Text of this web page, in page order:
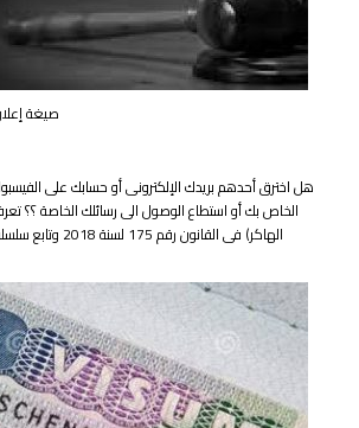
صيغة
هل اخترق أحدهم بريدك الإلكترونى أو حسابك على
الخاص بك أو استطاع الوصول الى رسائلك الخاصة ؟؟
الهاكر) فى القانون